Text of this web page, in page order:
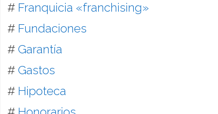
# Franquicia «franchising»
# Fundaciones
# Garantía
# Gastos
# Hipoteca